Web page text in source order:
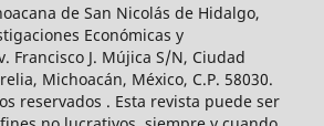
de San Nicolás de Hidalgo,
Económicas y
Francisco J. Mújica S/N, Ciudad
Michoacán, México, C.P. 58030.
reservados . Esta revista puede ser